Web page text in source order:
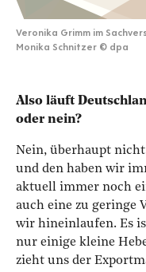
Veronika Grimm im
Monika Schnitzer © dpa
Also läuft
oder nein?
Nein, überhaupt
und den haben wir
aktuell immer noch
auch eine zu geringe
wir hineinlaufen. Es
nur einige kleine
zieht uns der